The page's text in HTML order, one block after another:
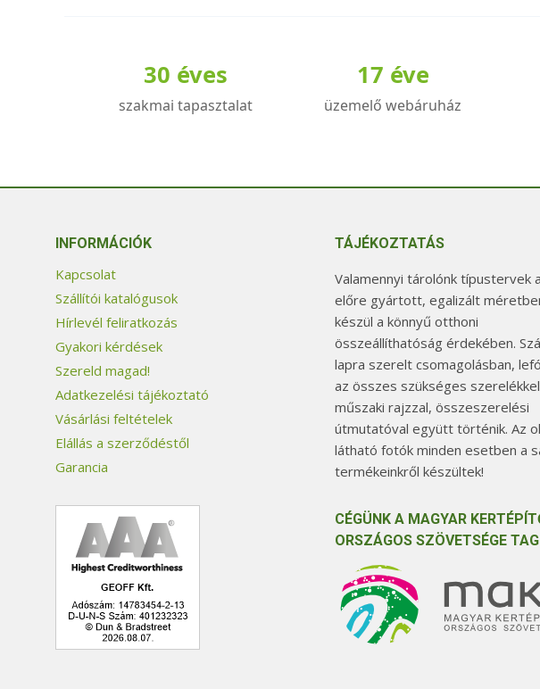
változatok30 éves
szakmai tapasztalat
17 éve
üzemelő webáruház
INFORMÁCIÓK
Kapcsolat
Szállítói katalógusok
Hírlevél feliratkozás
Gyakori kérdések
Szereld magad!
Adatkezelési tájékoztató
Vásárlási feltételek
Elállás a szerződéstől
Garancia
TÁJÉKOZTATÁS
Valamennyi tárolónk típustervek
előre gyártott, egalizált
készül a könnyű otthoni
összeállíthatóság érdekében.
lapra szerelt csomagolásban,
az összes szükséges
műszaki rajzzal, összeszerelési
útmutatóval együtt történik. Az
látható fotók minden esetben a
termékeinkről készültek!
CÉGÜNK A MAGYAR
ORSZÁGOS SZÖVETSÉGE